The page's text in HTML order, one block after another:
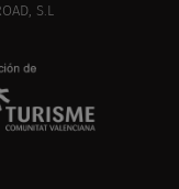
S.L